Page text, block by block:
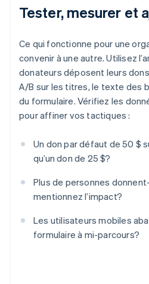
Tester, mesurer et
Ce qui fonctionne pour une
convenir à une autre. Utilisez
donateurs déposent leurs
A/B sur les titres, le texte des
du formulaire. Vérifiez les
pour affiner vos tactiques :
Un don par défaut de 50 $
qu’un don de 25 $?
Plus de personnes
mentionnez l’impact?
Les utilisateurs mobiles
formulaire à mi-parcours?